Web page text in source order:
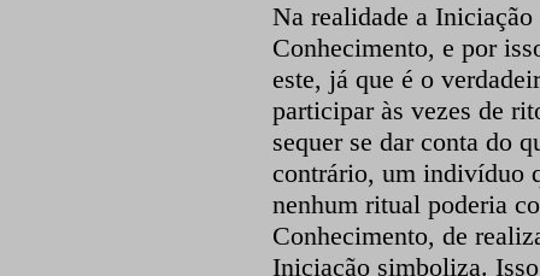
Na realidade a
Conhecimento, e por
este, já que é o
participar às vezes de
sequer se dar conta do
contrário, um indivíduo
nenhum ritual poderia
Conhecimento, de
Iniciação simboliza.